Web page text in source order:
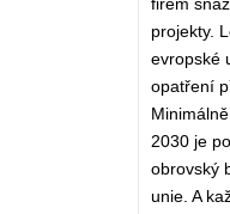
projekty.
evropské
opatření
2030 je
obrovský
unie. A